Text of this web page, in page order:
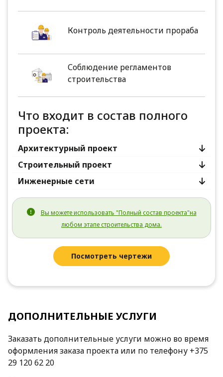
Контроль деятельности прораба
Соблюдение регламентов
строительства
Что входит в состав полного
проекта:
Архитектурный проект
Строительный проект
Инженерные сети
Вы можете использовать "Полный состав проекта"на
любом этапе строительства дома.
Посмотреть чертежи
ДОПОЛНИТЕЛЬНЫЕ УСЛУГИ
Заказать дополнительные услуги можно во время
оформления заказа проекта или по телефону +375
29 120 62 20